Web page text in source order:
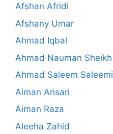
Afshan Afridi
Afshany Umar
Ahmad Iqbal
Ahmad Nauman Sheikh
Ahmad Saleem Saleemi
Aiman Ansari
Aiman Raza
Aleeha Zahid